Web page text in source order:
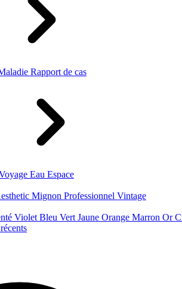
Rapport de cas
Eau Espace
Mignon Professionnel Vintage
Violet Bleu Vert Jaune Orange Marron Or